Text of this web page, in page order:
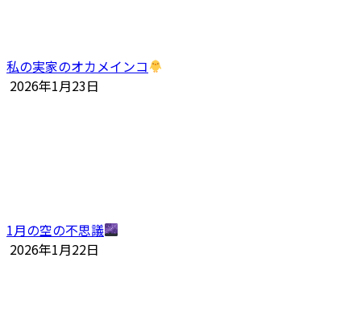
私の実家のオカメインコ
2026年1月23日
1月の空の不思議
2026年1月22日